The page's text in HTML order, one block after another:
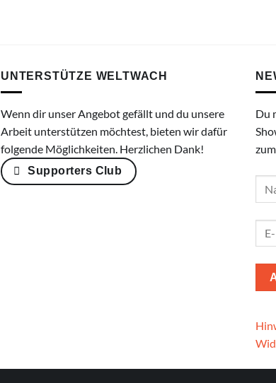
UNTERSTÜTZE WELTWACH
Wenn dir unser Angebot gefällt und du unsere
Arbeit unterstützen möchtest, bieten wir dafür
folgende Möglichkeiten. Herzlichen Dank!
Supporters Club
Du